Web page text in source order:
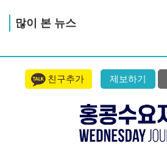
많이 본 뉴스
친구추가 제보하기